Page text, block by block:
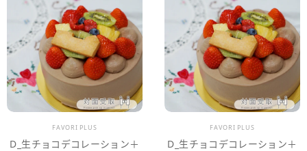
販売業者
FAVORI PLUS
D_生チョコデコレーション＋
販売業者
FAVORI PLUS
D_生チョコデコレーション＋